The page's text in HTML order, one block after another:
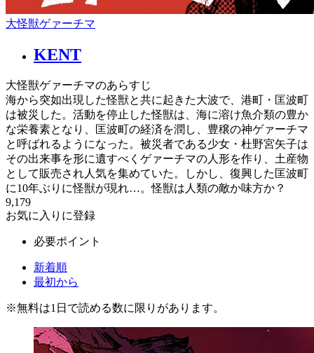
大怪獣ゲァーチマ
KENT
大怪獣ゲァーチマのあらすじ
海から突如出現した怪獣と共に起きた大波で、港町・匡波町
は被災した。活動を停止した怪獣は、海に溶け魚介類の豊か
な栄養素となり、匡波町の経済を潤し、豊穣の神ゲァーチマ
と呼ばれるようになった。被災者である少女・杜野宮矢子は
その出来事を形に遺すべくゲァーチマの人形を作り、土産物
として販売され人気を集めていた。しかし、復興した匡波町
に10年ぶりに怪獣が現れ…。怪獣は人類の敵か味方か？
9,179
お気に入りに登録
必要ポイント
新着順
最初から
※無料は1日で読める数に限りがあります。